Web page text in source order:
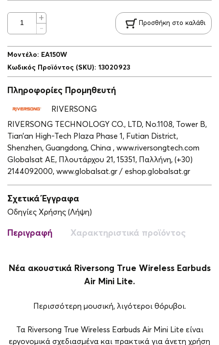
Προσθήκη στο καλάθι
Μοντέλο: EA150W
Κωδικός Προϊόντος (SKU): 13020923
Πληροφορίες Προμηθευτή
RIVERSONG
RIVERSONG TECHNOLOGY CO., LTD, No.1108, Tower B,
Tian’an High-Tech Plaza Phase 1, Futian District,
Shenzhen, Guangdong, China , www.riversongtech.com
Globalsat ΑΕ, Πλουτάρχου 21, 15351, Παλλήνη, (+30)
2144092000, www.globalsat.gr / eshop.globalsat.gr
Σχετικά Έγγραφα
Οδηγίες Χρήσης (Λήψη)
Περιγραφή Χαρακτηριστικά προϊόντος
Νέα ακουστικά Riversong True Wireless Earbuds
Air Mini Lite.
Περισσότερη μουσική, λιγότεροι θόρυβοι.
Τα Riversong True Wireless Earbuds Air Mini Lite είναι
εργονομικά σχεδιασμένα και πρακτικά για άνετη χρήση